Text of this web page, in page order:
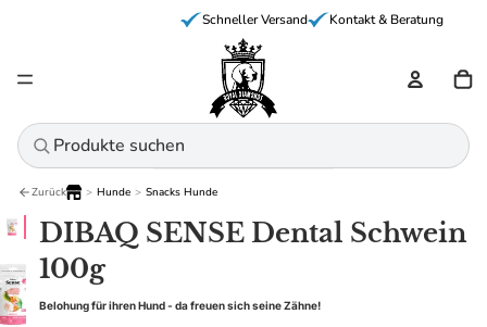
Schneller Versand Kontakt & Beratung
ZurückHome> Hunde > Snacks Hunde
DIBAQ SENSE Dental Schwein
100g
Belohung für ihren Hund - da freuen sich seine Zähne!